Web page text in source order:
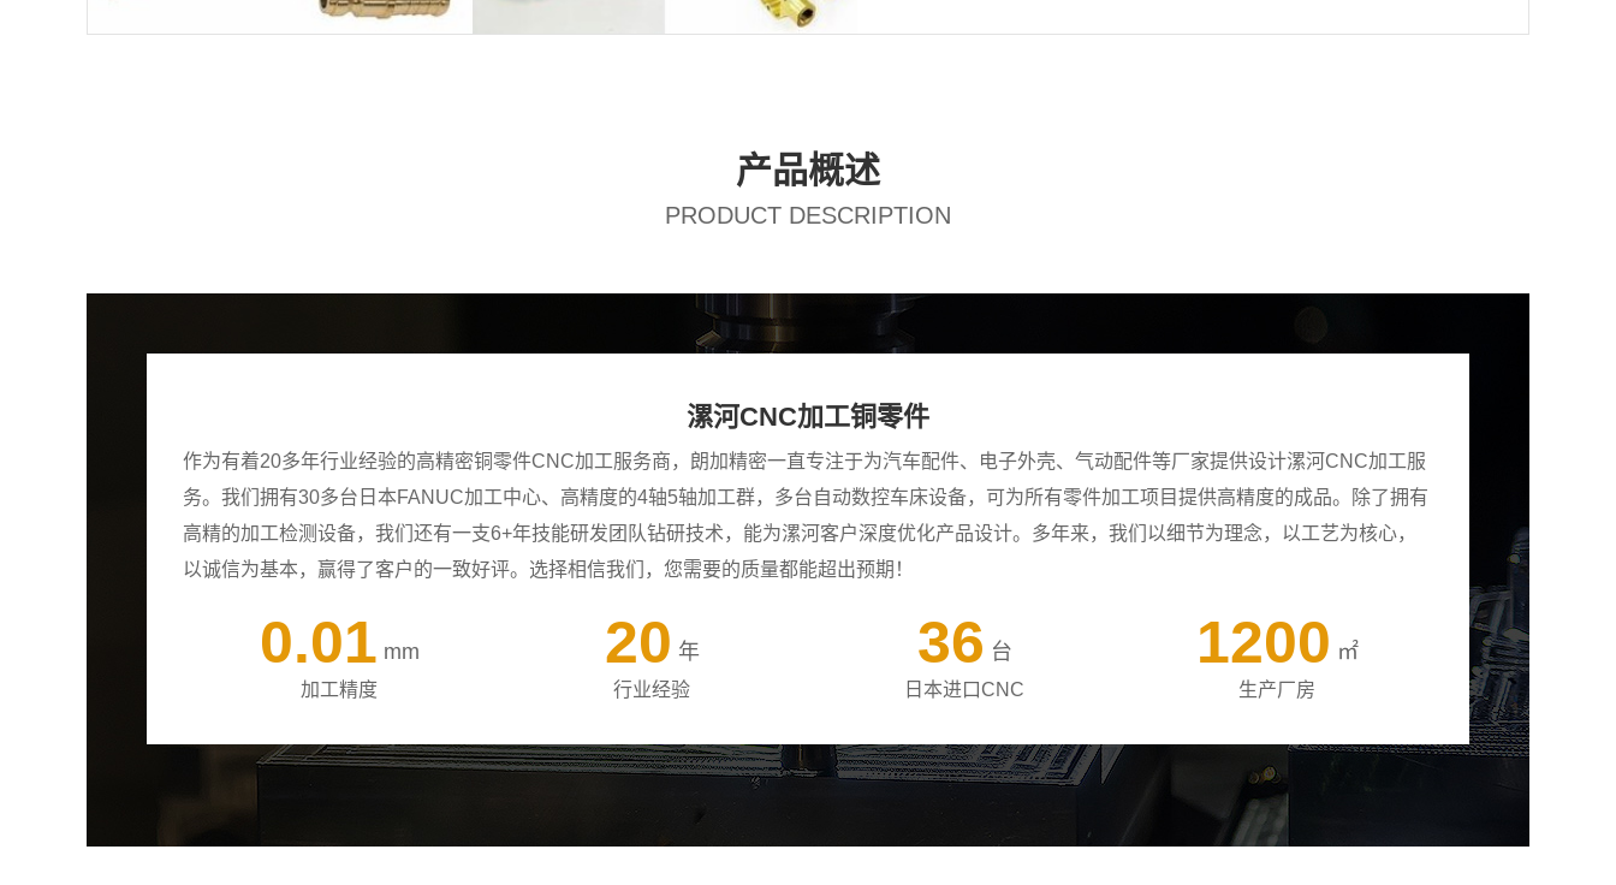
产品概述
PRODUCT DESCRIPTION
漯河CNC加工铜零件
作为有着20多年行业经验的高精密铜零件CNC加工服务商，朗加精密一直专注于为汽车配件、电子外壳、气动配件等厂家提供设计漯河CNC加工服
务。我们拥有30多台日本FANUC加工中心、高精度的4轴5轴加工群，多台自动数控车床设备，可为所有零件加工项目提供高精度的成品。除了拥有
高精的加工检测设备，我们还有一支6+年技能研发团队钻研技术，能为漯河客户深度优化产品设计。多年来，我们以细节为理念，以工艺为核心，
以诚信为基本，赢得了客户的一致好评。选择相信我们，您需要的质量都能超出预期！
0.01 mm
加工精度
20 年
行业经验
36 台
日本进口CNC
1200 ㎡
生产厂房